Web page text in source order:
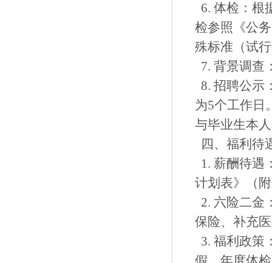
6. 体检：根
检参照《公
殊标准（试
7. 背景调查
8. 招聘公示
为5个工作日
与毕业生本
四、福利待
1. 薪酬待遇
计划表》（
2. 六险二金
保险、补充
3. 福利政策